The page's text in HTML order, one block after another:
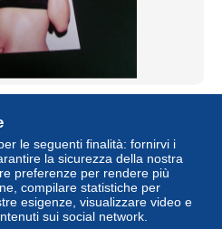
USD
Residenziale
le seguenti finalità: fornirvi i
la sicurezza della nostra
preferenze per rendere più
compilare statistiche per
esigenze, visualizzare video e
sui social network.